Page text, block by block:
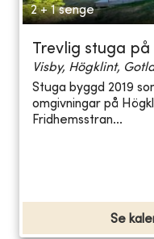
2 + 1 senge
Trevlig stuga
Visby, Högklint,
Stuga byggd 2019
omgivningar på
Fridhemsstran...
Se